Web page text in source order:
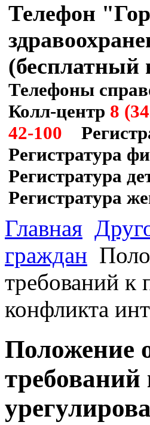
Телефон
(бесплатный
Телефоны
Колл-центр 8
42-100
Регистратура
Регистратура
Регистратура
Главная
граждан
требований к
конфликта
Положение